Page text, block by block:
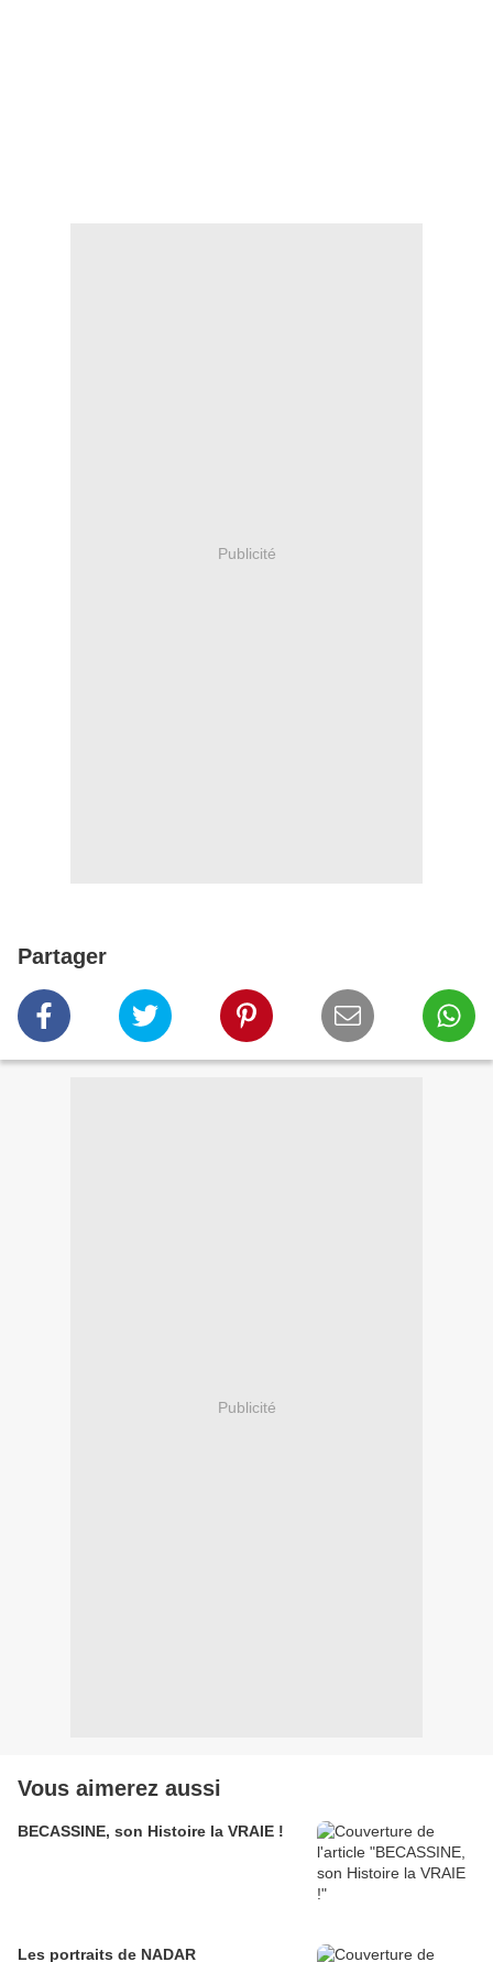
Publicité
Partager
Publicité
Vous aimerez aussi
BECASSINE, son Histoire la VRAIE !
Les portraits de NADAR